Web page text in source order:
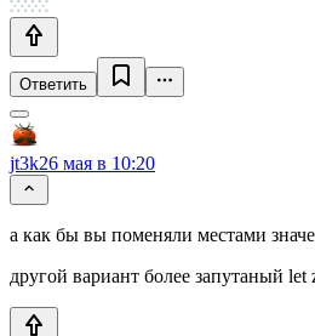
Ответить
jt3k26 мая в 10:20
а как бы вы поменяли местами
другой вариант более запутаный